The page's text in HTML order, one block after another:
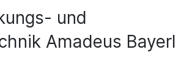
und
Amadeus Bayerl